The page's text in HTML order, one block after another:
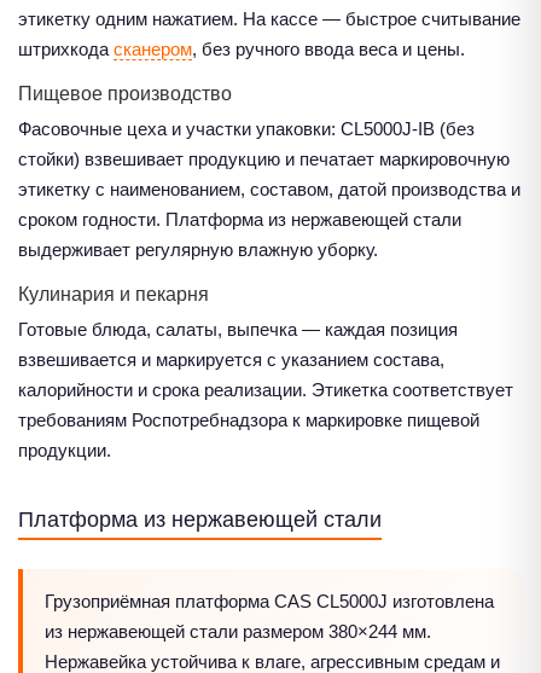
этикетку одним нажатием. На кассе — быстрое считывание
штрихкода сканером, без ручного ввода веса и цены.
Пищевое производство
Фасовочные цеха и участки упаковки: CL5000J-IB (без
стойки) взвешивает продукцию и печатает маркировочную
этикетку с наименованием, составом, датой производства и
сроком годности. Платформа из нержавеющей стали
выдерживает регулярную влажную уборку.
Кулинария и пекарня
Готовые блюда, салаты, выпечка — каждая позиция
взвешивается и маркируется с указанием состава,
калорийности и срока реализации. Этикетка соответствует
требованиям Роспотребнадзора к маркировке пищевой
продукции.
Платформа из нержавеющей стали
Грузоприёмная платформа CAS CL5000J изготовлена
из нержавеющей стали размером 380×244 мм.
Нержавейка устойчива к влаге, агрессивным средам и